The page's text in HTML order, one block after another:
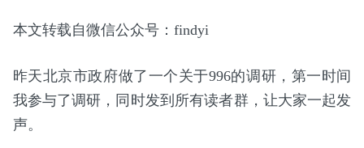
本文转载自微信公众号：findyi
昨天北京市政府做了一个关于996的调研，第一时间
我参与了调研，同时发到所有读者群，让大家一起发
声。